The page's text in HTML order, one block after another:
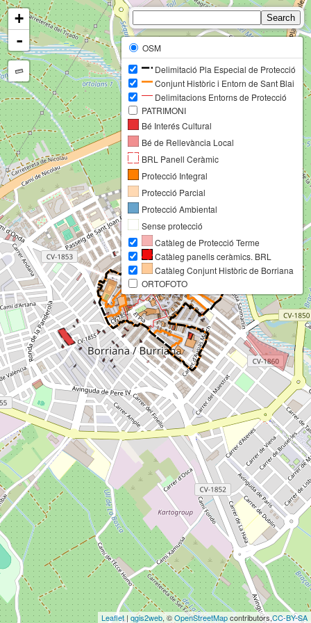
+
-
OSM
Delimitació Pla Especial de Protecció
Conjunt Històric i Entorn de Sant Blai
Delimitacions Entorns de Protecció
PATRIMONI
Bé Interés Cultural
Bé de Rellevància Local
BRL Panell Ceràmic
Protecció Integral
Protecció Parcial
Protecció Ambiental
Sense protecció
Catàleg de Protecció Terme
Catàleg panells ceràmics. BRL
Catàleg Conjunt Històric de Borriana
ORTOFOTO
Leaflet|qgis2web, ©OpenStreetMapcontributors,CC-BY-SA